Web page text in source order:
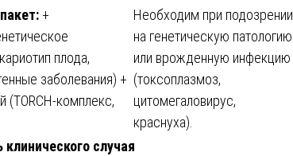
+
плода,
заболевания) +
(TORCH-комплекс,
Необходим при подозрении
на генетическую патологию
или врожденную инфекцию
(токсоплазмоз,
цитомегаловирус,
краснуха).
случая